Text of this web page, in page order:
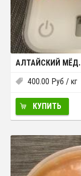
АЛТАЙСКИЙ
400.00 Руб / кг
КУПИТЬ